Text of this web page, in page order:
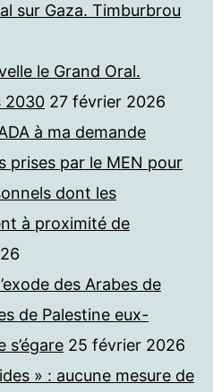
sur Gaza. Timburbrou
le Grand Oral.
2030 27 février 2026
à ma demande
prises par le MEN pour
dont les
à proximité de
des Arabes de
de Palestine eux-
s’égare 25 février 2026
» : aucune mesure de